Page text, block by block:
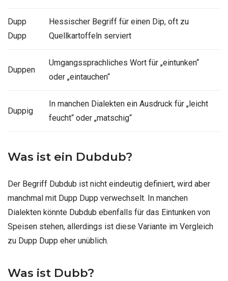
Dupp
Dupp
Hessischer Begriff für einen Dip, oft zu
Quellkartoffeln serviert
Duppen
Umgangssprachliches Wort für „eintunken“
oder „eintauchen“
Duppig
In manchen Dialekten ein Ausdruck für „leicht
feucht“ oder „matschig“
Was ist ein Dubdub?
Der Begriff Dubdub ist nicht eindeutig definiert, wird aber
manchmal mit Dupp Dupp verwechselt. In manchen
Dialekten könnte Dubdub ebenfalls für das Eintunken von
Speisen stehen, allerdings ist diese Variante im Vergleich
zu Dupp Dupp eher unüblich.
Was ist Dubb?